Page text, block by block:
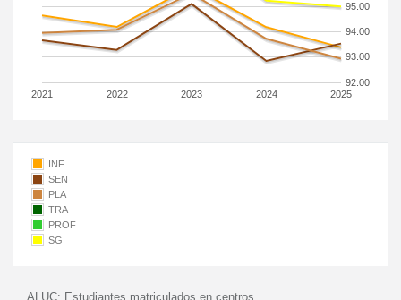
2021 2022 2023 2024 2025
92.00
93.00
94.00
95.00
INF
SEN
PLA
TRA
PROF
SG
ALUC: Estudiantes matriculados en centros